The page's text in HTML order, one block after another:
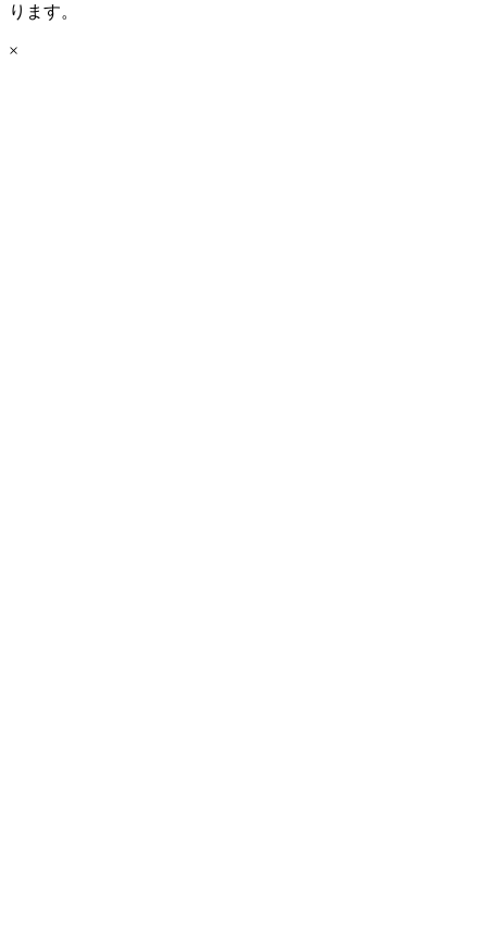
ります。
×